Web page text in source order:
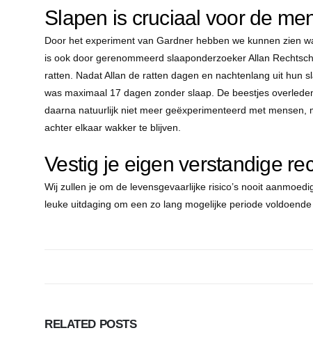
Slapen is cruciaal voor de
Door het experiment van Gardner hebben we kunnen zien
is ook door gerenommeerd slaaponderzoeker Allan
ratten. Nadat Allan de ratten dagen en nachtenlang uit hun
was maximaal 17 dagen zonder slaap. De beestjes
daarna natuurlijk niet meer geëxperimenteerd met
achter elkaar wakker te blijven.
Vestig je eigen verstandige
Wij zullen je om de levensgevaarlijke risico’s nooit
leuke uitdaging om een zo lang mogelijke periode voldoende
RELATED POSTS